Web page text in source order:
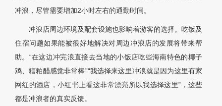
冲浪，尽管需要增加2小时左右的通勤时间。
冲浪店周边环境及配套设施也影响着游客的选择。吃饭及
住宿问题如果能被很好地解决对周边冲浪店的发展将带来帮
助。“在这边冲完浪直接去当地的小饭店吃些海南特色的椰子
鸡、糟粕醋感觉非常棒”“我选择来这里冲浪就是因为这里有家
网红的酒店，小红书上看这非常漂亮所以我选择这里”，这些
都是冲浪者的真实反馈。